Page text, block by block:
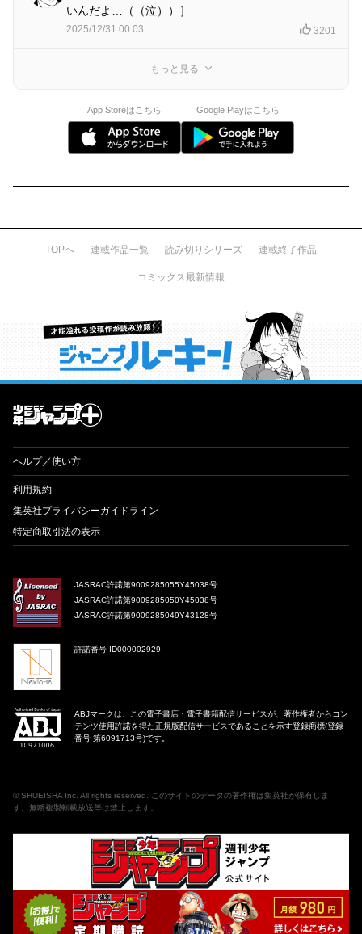
いんだよ…（（泣））］
2025/12/31 00:03 3201
もっと見る
App Storeはこちら Google Playはこちら
TOPへ 連載作品一覧 読み切りシリーズ 連載終了作品
コミックス最新情報
才能溢れる投稿作が読み放題！ ジャンプルーキー！
ヘルプ／使い方
利用規約
集英社プライバシーガイドライン
特定商取引法の表示
JASRAC許諾第9009285055Y45038号
JASRAC許諾第9009285050Y45038号
JASRAC許諾第9009285049Y43128号
許諾番号 ID000002929
ABJマークは、この電子書店・電子書籍配信サービスが、著作権者からコン
テンツ使用許諾を得た正規版配信サービスであることを示す登録商標(登録
番号 第6091713号)です。
© SHUEISHA Inc. All rights reserved. このサイトのデータの著作権は集英社が保有しま
す。無断複製転載放送等は禁止します。